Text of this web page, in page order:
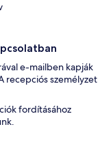
e-mailben kapják
recepciós személyzet
fordításához